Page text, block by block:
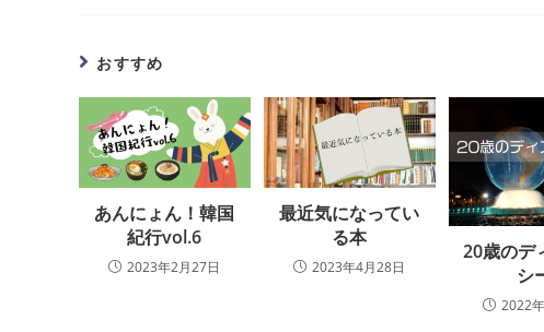
おすすめ
あんにょん！韓国
紀行vol.6
2023年2月27日
最近気になってい
る本
2023年4月28日
20歳のデ
シ
2022